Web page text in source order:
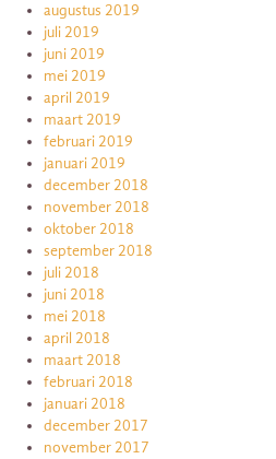
augustus 2019
juli 2019
juni 2019
mei 2019
april 2019
maart 2019
februari 2019
januari 2019
december 2018
november 2018
oktober 2018
september 2018
juli 2018
juni 2018
mei 2018
april 2018
maart 2018
februari 2018
januari 2018
december 2017
november 2017